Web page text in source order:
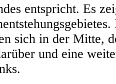
entspricht. Es
sich in der Mitte,
und eine